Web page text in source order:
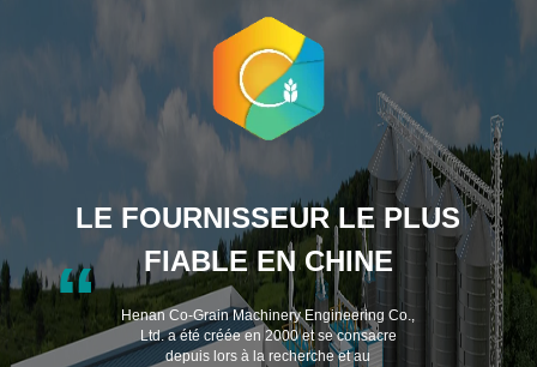
LE FOURNISSEUR LE PLUS
FIABLE EN CHINE
“
Henan Co-Grain Machinery Engineering Co.,
Ltd. a été créée en 2000 et se consacre
depuis lors à la recherche et au